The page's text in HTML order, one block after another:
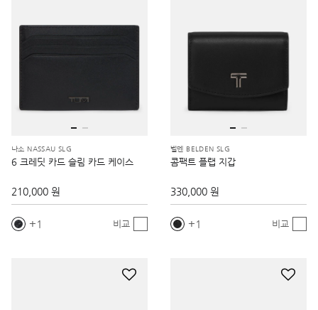
나소 NASSAU SLG
6 크레딧 카드 슬림 카드 케이스
210,000 원
1 비교
벨덴 BELDEN SLG
콤팩트 플랩 지갑
330,000 원
1 비교